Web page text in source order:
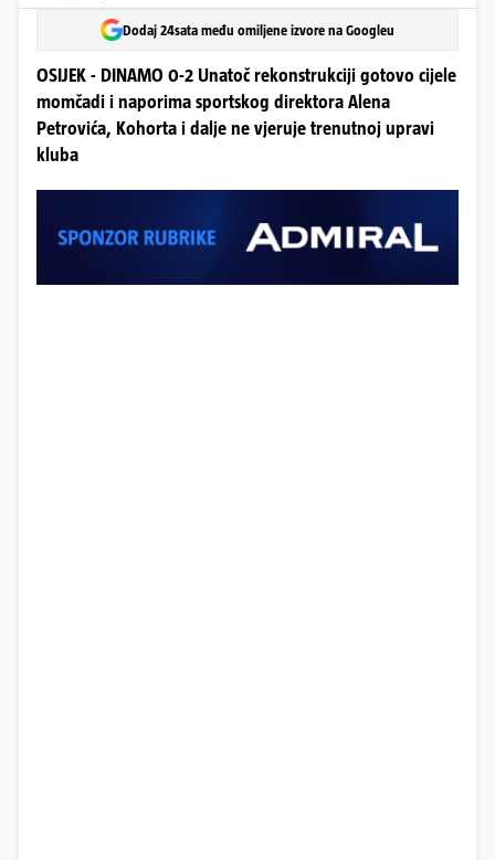
Dodaj 24sata među omiljene izvore na Googleu
OSIJEK - DINAMO 0-2 Unatoč rekonstrukciji gotovo cijele
momčadi i naporima sportskog direktora Alena
Petrovića, Kohorta i dalje ne vjeruje trenutnoj upravi
kluba